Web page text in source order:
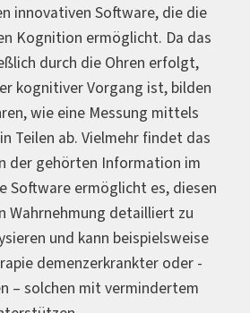
innovativen Software, die die
Kognition ermöglicht. Da das
durch die Ohren erfolgt,
kognitiver Vorgang ist, bilden
wie eine Messung mittels
Teilen ab. Vielmehr findet das
der gehörten Information im
Software ermöglicht es, diesen
Wahrnehmung detailliert zu
und kann beispielsweise
demenzerkrankter oder -
– solchen mit vermindertem